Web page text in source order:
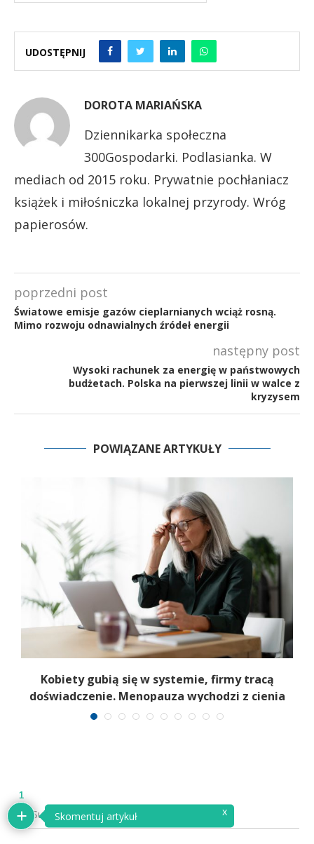
UDOSTĘPNIJ
DOROTA MARIAŃSKA
Dziennikarka społeczna
300Gospodarki. Podlasianka. W
mediach od 2015 roku. Prywatnie pochłaniacz
książek i miłośniczka lokalnej przyrody. Wróg
papierosów.
poprzedni post
Światowe emisje gazów cieplarnianych wciąż rosną.
Mimo rozwoju odnawialnych źródeł energii
następny post
Wysoki rachunek za energię w państwowych
budżetach. Polska na pierwszej linii w walce z
kryzysem
POWIĄZANE ARTYKUŁY
Kobiety gubią się w systemie, firmy tracą
doświadczenie. Menopauza wychodzi z cienia
Subscribe
1
Skomentuj artykuł x